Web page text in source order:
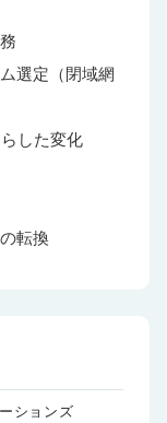
選定（閉域網
した変化
転換
ションズ